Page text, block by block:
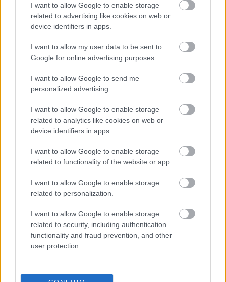
I want to allow Google to enable storage
related to advertising like cookies on web or
device identifiers in apps.
I want to allow my user data to be sent to
Google for online advertising purposes.
I want to allow Google to send me
personalized advertising.
I want to allow Google to enable storage
related to analytics like cookies on web or
device identifiers in apps.
I want to allow Google to enable storage
related to functionality of the website or app.
I want to allow Google to enable storage
related to personalization.
I want to allow Google to enable storage
related to security, including authentication
functionality and fraud prevention, and other
user protection.
Σημειώνεται ότι η εν λόγω προσέγγιση με καλά
σχεδιασμένα βήματα φαίνεται να κυριαρχεί
ευρύτερη στην ελληνική πυρηνική κοινότητα όπως
αποτυπώθηκε στις τοποθετήσεις των
«Η Ελλάδα στη Νέα Εποχή της Πυρηνικής
Ενέργειας»
με το σύνολο των τοποθετήσεων να
συγκλίνουν στην άποψη ότιη χώρα θα πρέπει να
είναι σε θέση καταρχήν να παρακολουθεί τις
εξελίξεις στον κλάδο και κατά δεύτερον να
εξετάσει αν προκύπτει ανάγκη για «άνοιγμα»
της Ελλάδα στα πυρηνικά . Το βέβαιο είναι ότι η
συζήτηση δεν περιορίζεται μονάχα στο κομμάτι
της ηλεκτροπαραγωγής με την Athlos Energy,
όπως επισημαίνουν αρμόδιες πηγές, να έχει
ενσωματώσει το ευρύτερο «scope» του
εγχειρήματος στις αναλύσεις που έχει κάνει.